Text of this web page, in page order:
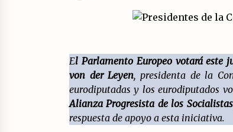
20/07/2026
17/07/2026
Asamblea abierta de los
Alaquàs plantea una
las obras aprobadas para
la línea C3.
El Parlamento Europeo votará este
von der Leyen, presidenta de la
eurodiputadas y los eurodiputados
Alianza Progresista de los
respuesta de apoyo a esta iniciativa.